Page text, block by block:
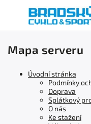
Mapa serveru
Úvodní stránka
Podmínky
Doprava
Splátkový
O nás
Ke stažení